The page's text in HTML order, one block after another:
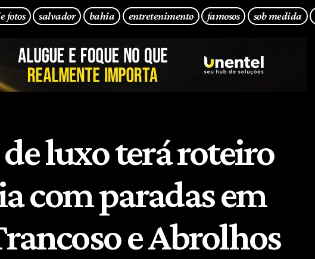
fotos salvador bahia entretenimento famosos sob medida
luxo terá roteiro
com paradas em
e Abrolhos